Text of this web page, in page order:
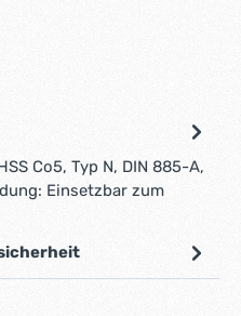
Co5, Typ N, DIN 885-A,
Einsetzbar zum